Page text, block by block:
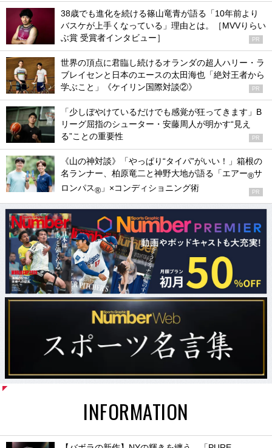
38歳でも進化を続ける篠山竜青が語る「10年前より
バスケが上手くなっている」理由とは。［MVVりらい
ぶ賞 受賞者インタビュー］
PR
世界の頂点に君臨し続けるオランダの超人ハリー・ラ
ブレイセンと日本のエースの太田海也「絶対王者から
学ぶこと」《ケイリン国際対談②》
PR
「少しぼやけているだけでも感覚が狂ってきます」B
リーグ屈指のシューター・安藤周人が明かす“見え
る”ことの重要性
PR
《山の神対談》「やっぱり“タイパ”がいい！」箱根の
名ランナー、柏原竜二と神野大地が語る「エアー®サ
ロンパス® 」×コンディショニング術 PR
INFORMATION